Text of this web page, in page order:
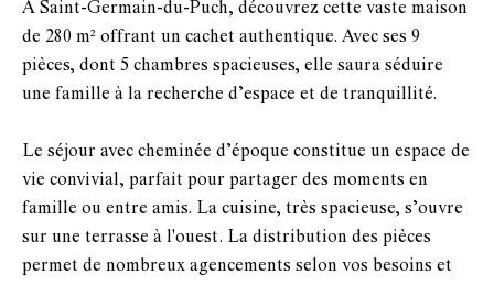
A Saint-Germain-du-Puch, découvrez cette vaste maison
de 280 m² offrant un cachet authentique. Avec ses 9
pièces, dont 5 chambres spacieuses, elle saura séduire
une famille à la recherche d’espace et de tranquillité.
Le séjour avec cheminée d’époque constitue un espace de
vie convivial, parfait pour partager des moments en
famille ou entre amis. La cuisine, très spacieuse, s’ouvre
sur une terrasse à l'ouest. La distribution des pièces
permet de nombreux agencements selon vos besoins et